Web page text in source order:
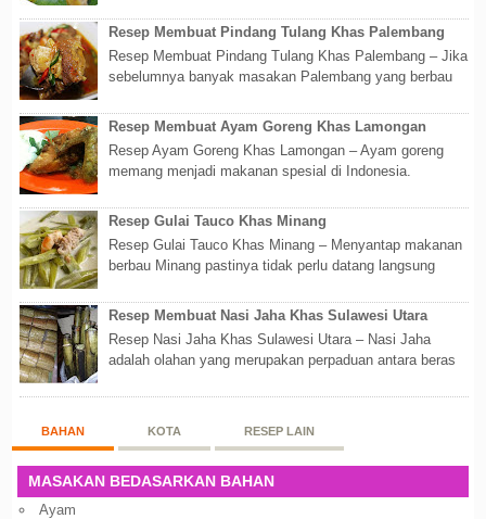
Resep Membuat Pindang Tulang Khas Palembang
Resep Membuat Pindang Tulang Khas Palembang – Jika
sebelumnya banyak masakan Palembang yang berbau
Resep Membuat Ayam Goreng Khas Lamongan
Resep Ayam Goreng Khas Lamongan – Ayam goreng
memang menjadi makanan spesial di Indonesia.
Resep Gulai Tauco Khas Minang
Resep Gulai Tauco Khas Minang – Menyantap makanan
berbau Minang pastinya tidak perlu datang langsung
Resep Membuat Nasi Jaha Khas Sulawesi Utara
Resep Nasi Jaha Khas Sulawesi Utara – Nasi Jaha
adalah olahan yang merupakan perpaduan antara beras
BAHAN KOTA RESEP LAIN
MASAKAN BEDASARKAN BAHAN
Ayam